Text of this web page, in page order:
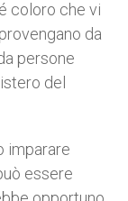
coloro che vi
da
persone
del
imparare
essere